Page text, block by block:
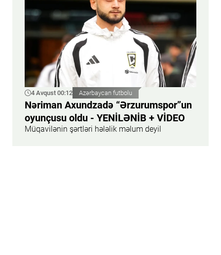
4 Avqust 00:12 Azərbaycan futbolu
Nəriman Axundzadə “Ərzurumspor”un
oyunçusu oldu - YENİLƏNİB + VİDEO
Müqavilənin şərtləri hələlik məlum deyil